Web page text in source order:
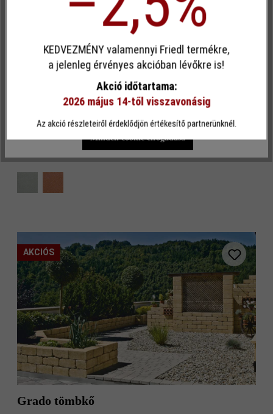
AKCIÓS
Grado tömbkő
Egyéni cookie elfogadása
Ez a webhely cookie-kat használ, hogy a lehető legjobb
funkcionalitást kínálja Önnek...További információ
Egyéni beállítások Csak funkcionális cookie elfogadása
Minden cookie elfogadása
KEDVEZMÉNY valamennyi Friedl termékre,
a jelenleg érvényes akcióban lévőkre is!
Akció időtartama:
2026 május 14-től visszavonásig
Az akció részleteiről érdeklődjön értékesítő partnerünknél.